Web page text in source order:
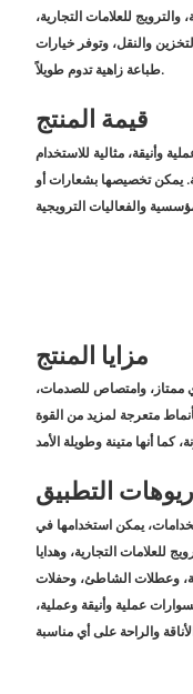
للعلامات التجارية،
والنقل، وتوفر خيارات
طباعة زاهية تدوم طويلاً.
قيمة المنتج
وأنيقة، مثالية للاستخدام
يمكن تخصيصها بشعارات أو
مزايا المنتج
ممتاز، وامتصاص للصدمات،
متعرجة لمزيد من القوة
التطبيق
يمكن استخدامها في
للعلامات التجارية، وهدايا
وعطلات الشاطئ، وحفلات
عملية وأنيقة وعملية،